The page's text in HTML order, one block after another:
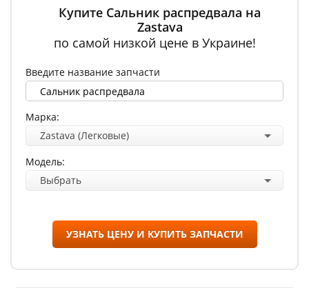
Купите Сальник распредвала на
Zastava
по самой низкой цене в Украине!
Введите название запчасти
Марка:
Zastava (Легковые)
Модель:
Выбрать
УЗНАТЬ ЦЕНУ И КУПИТЬ ЗАПЧАСТИ